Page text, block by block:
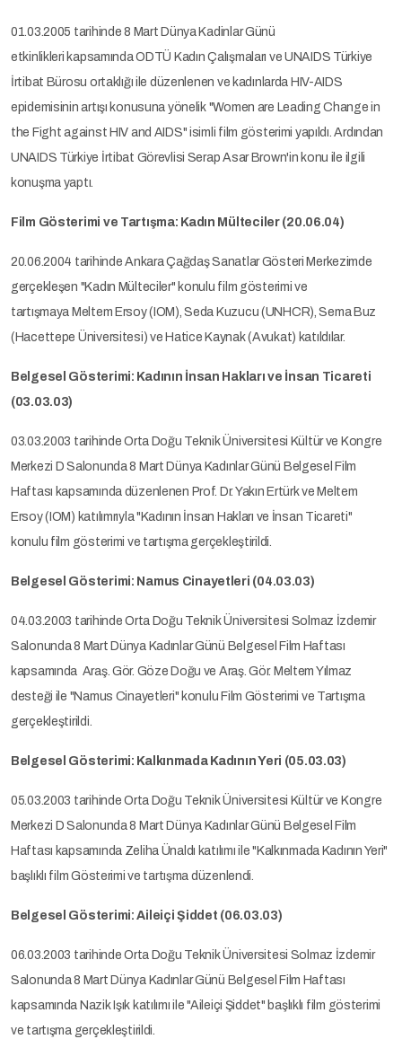
01.03.2005 tarihinde 8 Mart Dünya Kadinlar Günü
etkinlikleri kapsamında ODTÜ Kadın Çalışmaları ve UNAIDS Türkiye
İrtibat Bürosu ortaklığı ile düzenlenen ve kadınlarda HIV-AIDS
epidemisinin artışı konusuna yönelik "Women are Leading Change in
the Fight against HIV and AIDS" isimli film gösterimi yapıldı. Ardından
UNAIDS Türkiye İrtibat Görevlisi Serap Asar Brown'in konu ile ilgili
konuşma yaptı.
Film Gösterimi ve Tartışma: Kadın Mülteciler (20.06.04)
20.06.2004 tarihinde Ankara Çağdaş Sanatlar Gösteri Merkezimde
gerçekleşen "Kadın Mülteciler" konulu film gösterimi ve
tartışmaya Meltem Ersoy (IOM), Seda Kuzucu (UNHCR), Sema Buz
(Hacettepe Üniversitesi) ve Hatice Kaynak (Avukat) katıldılar.
Belgesel Gösterimi: Kadının İnsan Hakları ve İnsan Ticareti
(03.03.03)
03.03.2003 tarihinde Orta Doğu Teknik Üniversitesi Kültür ve Kongre
Merkezi D Salonunda 8 Mart Dünya Kadınlar Günü Belgesel Film
Haftası kapsamında düzenlenen Prof. Dr. Yakın Ertürk ve Meltem
Ersoy (IOM) katılımrıyla "Kadının İnsan Hakları ve İnsan Ticareti"
konulu film gösterimi ve tartışma gerçekleştirildi.
Belgesel Gösterimi: Namus Cinayetleri (04.03.03)
04.03.2003 tarihinde Orta Doğu Teknik Üniversitesi Solmaz İzdemir
Salonunda 8 Mart Dünya Kadınlar Günü Belgesel Film Haftası
kapsamında Araş. Gör. Göze Doğu ve Araş. Gör. Meltem Yılmaz
desteği ile "Namus Cinayetleri" konulu Film Gösterimi ve Tartışma
gerçekleştirildi.
Belgesel Gösterimi: Kalkınmada Kadının Yeri (05.03.03)
05.03.2003 tarihinde Orta Doğu Teknik Üniversitesi Kültür ve Kongre
Merkezi D Salonunda 8 Mart Dünya Kadınlar Günü Belgesel Film
Haftası kapsamında Zeliha Ünaldı katılımı ile "Kalkınmada Kadının Yeri"
başlıklı film Gösterimi ve tartışma düzenlendi.
Belgesel Gösterimi: Aileiçi Şiddet (06.03.03)
06.03.2003 tarihinde Orta Doğu Teknik Üniversitesi Solmaz İzdemir
Salonunda 8 Mart Dünya Kadınlar Günü Belgesel Film Haftası
kapsamında Nazik Işık katılımı ile "Aileiçi Şiddet" başlıklı film gösterimi
ve tartışma gerçekleştirildi.